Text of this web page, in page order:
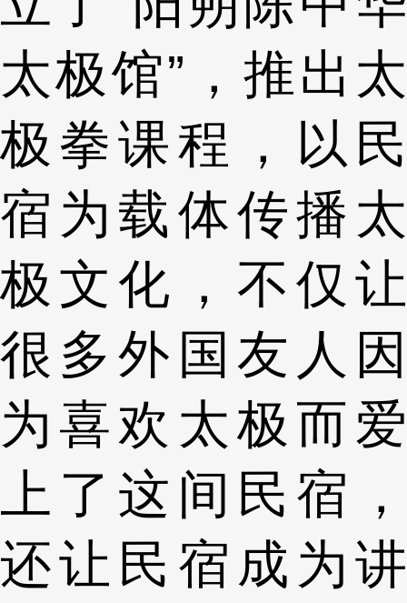
太极馆”，推出太
极拳课程，以民
宿为载体传播太
极文化，不仅让
很多外国友人因
为喜欢太极而爱
上了这间民宿，
还让民宿成为讲